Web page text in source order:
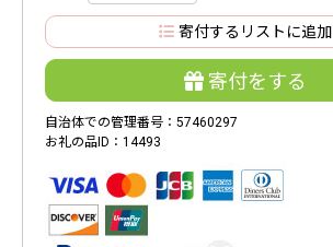
寄付するリストに追加
寄付をする
自治体での管理番号：57460297
お礼の品ID：14493